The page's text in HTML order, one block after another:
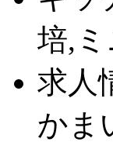
培,
求人
かま